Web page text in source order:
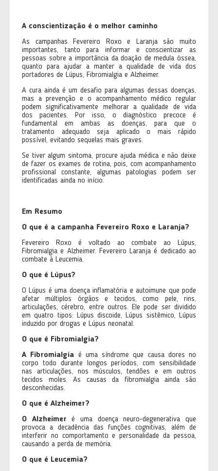
A conscientização é o melhor caminho
As campanhas Fevereiro Roxo e Laranja são muito
importantes, tanto para informar e conscientizar as
pessoas sobre a importância da doação de medula óssea,
quanto para ajudar a manter a qualidade de vida dos
portadores de Lúpus, Fibromialgia e Alzheimer.
A cura ainda é um desafio para algumas dessas doenças,
mas a prevenção e o acompanhamento médico regular
podem significativamente melhorar a qualidade de vida
dos pacientes. Por isso, o diagnóstico precoce é
fundamental em ambas as doenças, para que o
tratamento adequado seja aplicado o mais rápido
possível, evitando sequelas mais graves.
Se tiver algum sintoma, procure ajuda médica e não deixe
de fazer os exames de rotina, pois, com acompanhamento
profissional constante, algumas patologias podem ser
identificadas ainda no início.
Em Resumo
O que é a campanha Fevereiro Roxo e Laranja?
Fevereiro Roxo é voltado ao combate ao Lúpus,
Fibromialgia e Alzheimer. Fevereiro Laranja é dedicado ao
combate à Leucemia.
O que é Lúpus?
O Lúpus é uma doença inflamatória e autoimune que pode
afetar múltiplos órgãos e tecidos, como pele, rins,
articulações, cérebro, entre outros. Ele pode ser dividido
em quatro tipos: Lúpus discoide, Lúpus sistêmico, Lúpus
induzido por drogas e Lúpus neonatal.
O que é Fibromialgia?
A Fibromialgia é uma síndrome que causa dores no
corpo todo durante longos períodos, com sensibilidade
nas articulações, nos músculos, tendões e em outros
tecidos moles. As causas da fibromialgia ainda são
desconhecidas.
O que é Alzheimer?
O Alzheimer é uma doença neuro-degenerativa que
provoca a decadência das funções cognitivas, além de
interferir no comportamento e personalidade da pessoa,
causando a perda de memória.
O que é Leucemia?